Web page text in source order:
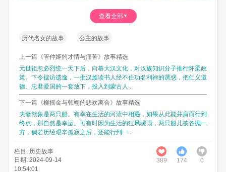
解忧公主，慷慨边疆。乌孙公主郁闷而死，乌
孙王岑陬再向汉廷求婚。汉武帝遴派楚王刘戊之
闺女(daughter)解忧，仍以公主身份嫁与岑陬。解
忧公主丰腴健美，生性爽朗，以英姿气慨，若出
征沙场。参与军国大事，堪称运筹帷幄，于乌孙
国之政治产生深远之影响。
解忧公主，随俗异乡。岑辄为国王，解忧为右
夫人；岑辄死，其堂弟翁归靡即位为王，解忧公
主又嫁，生元贵靡等三男两女。翁归靡死，岑辄
之子泥靡即位为王，解忧公主再嫁泥靡，生一男
鸱靡。乌就屠袭杀泥靡，经过一番较量，乌孙国
一分为二：解忧公主之长子元贵靡任大国王；匈
查看全部
历代名女的故事 公主的故事
上一篇《管仲姬的才情与痛苦》故事精选
元世祖忽必烈统一天下后，向慕大汉文化，对汉族知识分子推行怀柔政
策。下令搜访遗逸，一批汉族读书人经不住功名利禄的诱惑，把仁义道
德、忠君爱国的一套放下，投入到蒙古人 ..
下一篇《柳摇金与韩翊的悲欢离合》故事精选
夫妻就象是两只船。有幸在生活的河流中相遇，如果从此能并肩而行到
终点，那自然是幸运。可有时因为生活的狂风骤雨，两只船儿被各抛一
方，倘若历经艰辛孤寂之后，还能行到一 ..
栏目: 历史故事
日期: 2024-09-14
10:54:01
389 1747 0